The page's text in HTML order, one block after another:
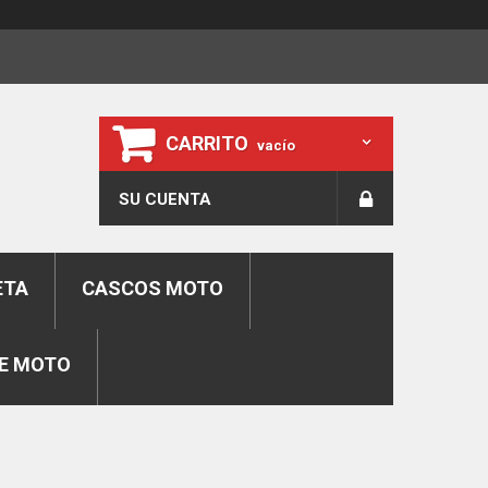
CARRITO vacío
SU CUENTA
CASCOS MOTO
MOTO